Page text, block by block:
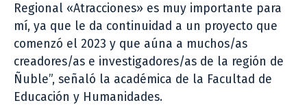
Regional «Atracciones» es muy importante para
mí, ya que le da continuidad a un proyecto que
comenzó el 2023 y que aúna a muchos/as
creadores/as e investigadores/as de la región de
Ñuble”, señaló la académica de la Facultad de
Educación y Humanidades.